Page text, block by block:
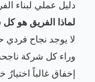
دليل عملي لبناء
لماذا الفريق هو
لا يوجد نجاح فردي
وراء كل شركة
إخفاق غالباً